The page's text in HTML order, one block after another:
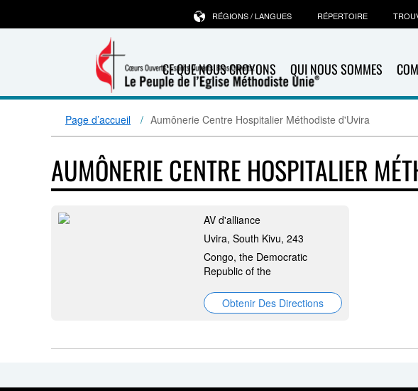
CE QUE NOUS CROYONS QUI NOUS SOMMES
RÉGIONS / LANGUES RÉPERTOIRE
Page d’accueil Aumônerie Centre Hospitalier Méthodiste d'Uvira
AUMÔNERIE CENTRE HOSPITALIER
AV d'alliance
Uvira, South Kivu, 243
Congo, the Democratic
Republic of the
Obtenir Des Directions